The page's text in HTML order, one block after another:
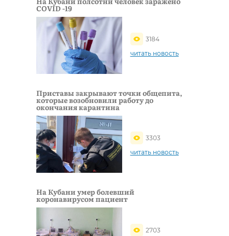
COVID -19
3184
читать новость
Приставы закрывают точки общепита,
которые возобновили работу до
окончания карантина
3303
читать новость
На Кубани умер болевший
коронавирусом пациент
2703